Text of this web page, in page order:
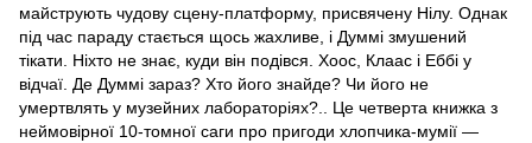
майструють чудову сцену-платформу, присвячену Нілу. Однак
під час параду стається щось жахливе, і Думмі змушений
тікати. Ніхто не знає, куди він подівся. Хоос, Клаас і Еббі у
відчаї. Де Думмі зараз? Хто його знайде? Чи його не
умертвлять у музейних лабораторіях?.. Це четверта книжка з
неймовірної 10-томної саги про пригоди хлопчика-мумії —